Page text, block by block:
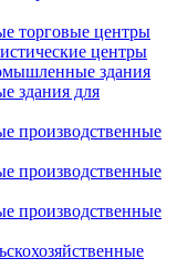
торговые центры
центры
здания
здания для
производственные
производственные
производственные